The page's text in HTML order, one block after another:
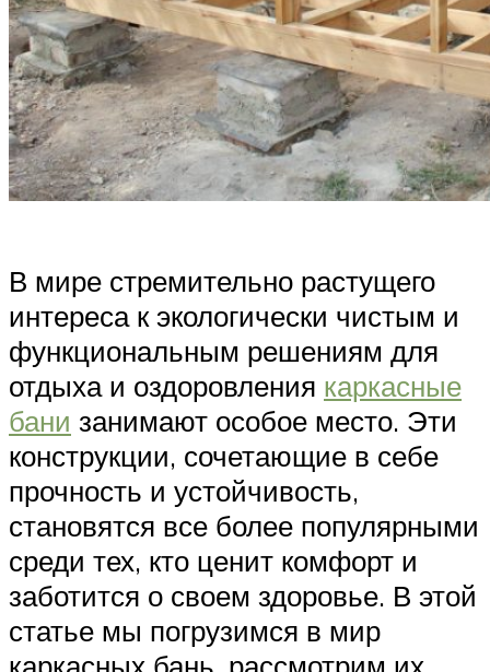
В мире стремительно растущего
интереса к экологически чистым и
функциональным решениям для
отдыха и оздоровления каркасные
бани занимают особое место. Эти
конструкции, сочетающие в себе
прочность и устойчивость,
становятся все более популярными
среди тех, кто ценит комфорт и
заботится о своем здоровье. В этой
статье мы погрузимся в мир